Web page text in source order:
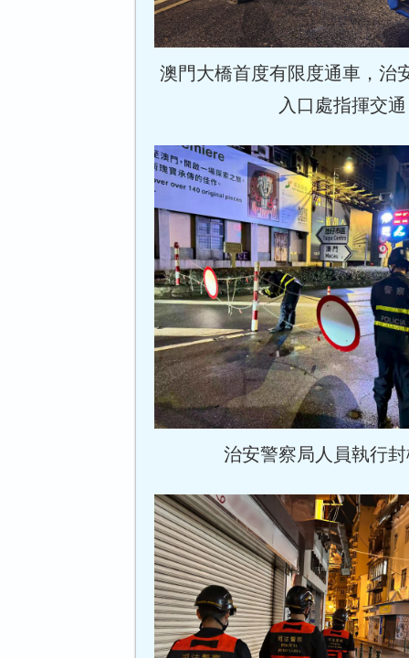
澳門大橋首度有限度通車，治
入口處指揮交通
治安警察局人員執行